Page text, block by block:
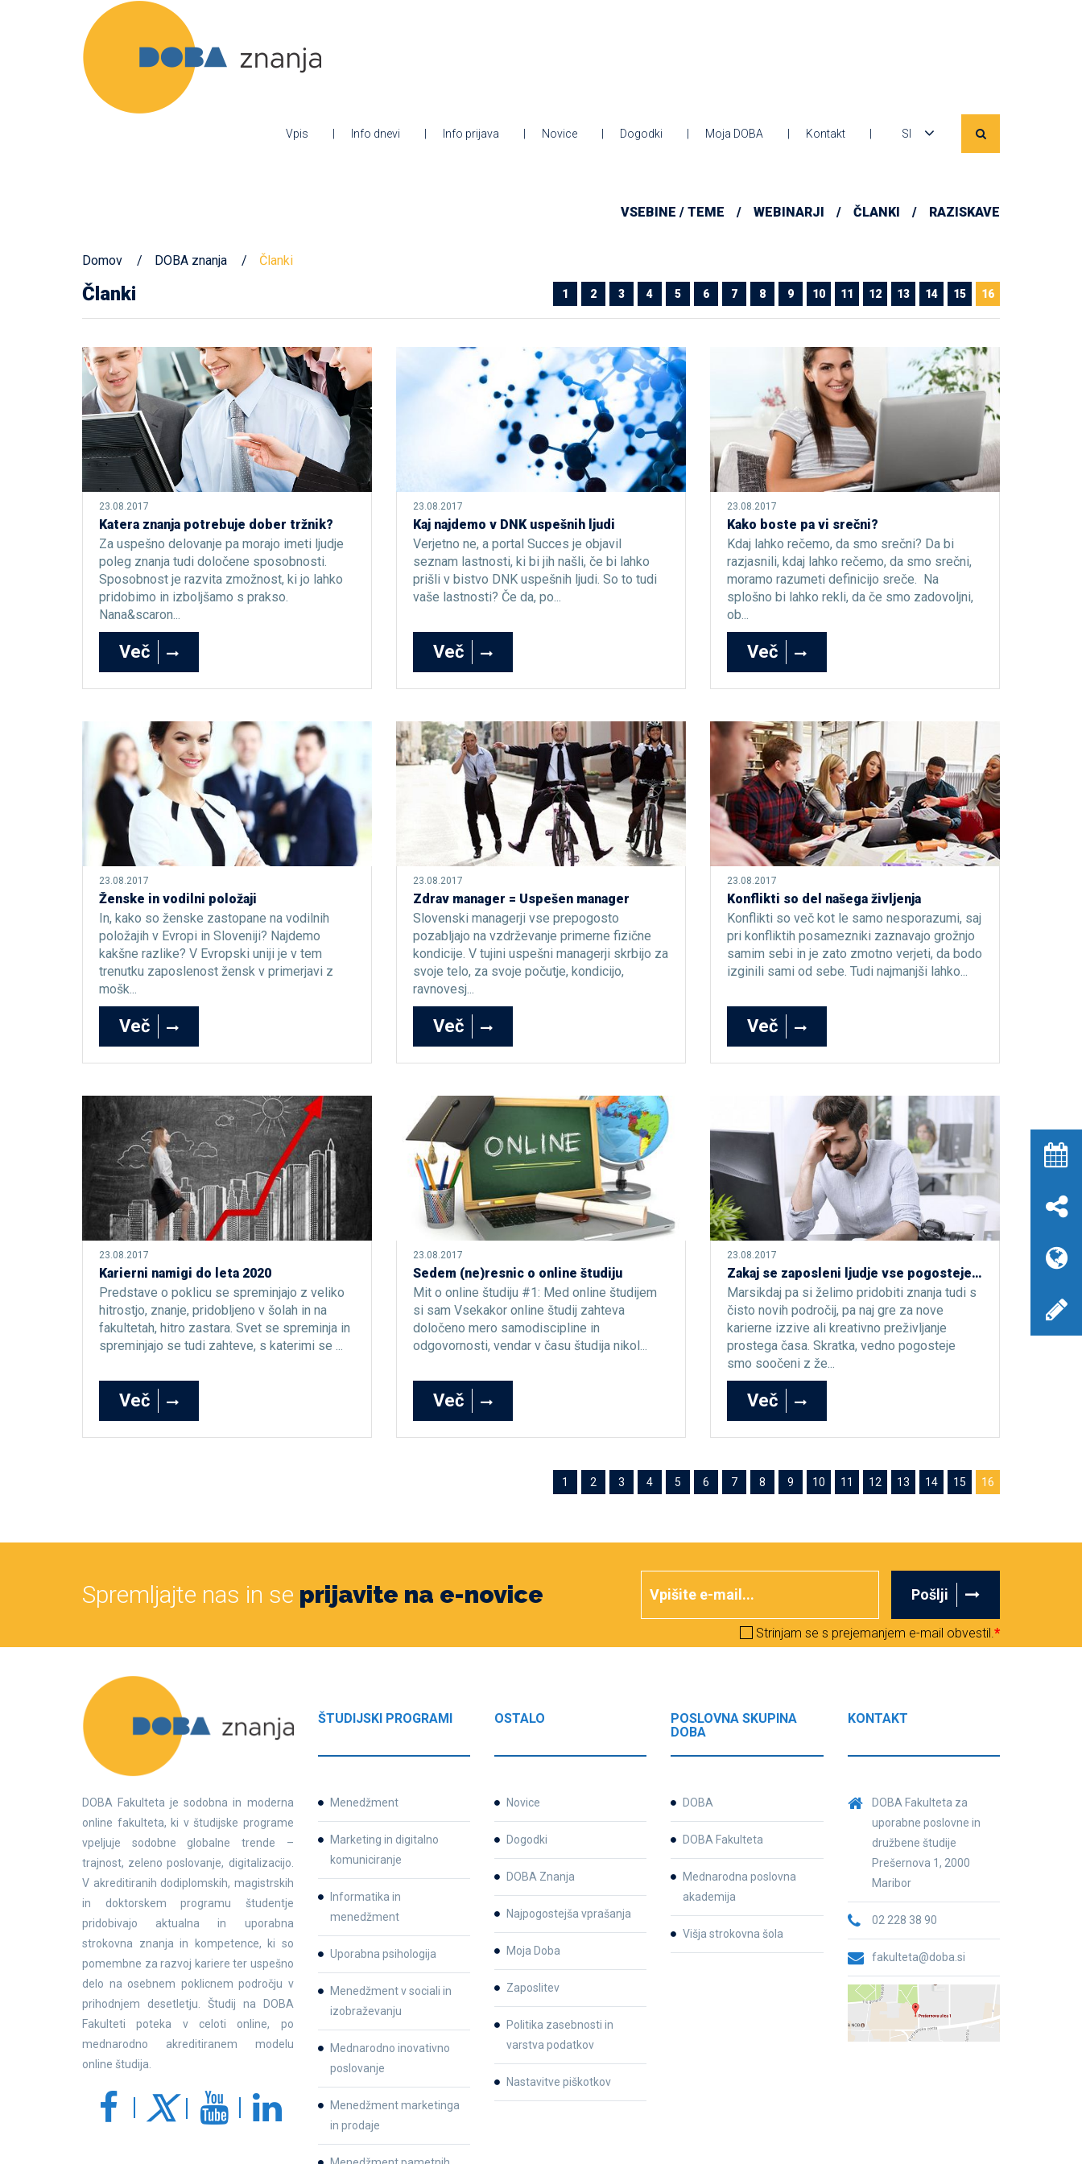
Vpis Info dnevi Info prijava Novice Dogodki Moja DOBA Kontakt SI
VSEBINE / TEME WEBINARJI ČLANKI RAZISKAVE
Domov DOBA znanja Članki
Članki 1 2 3 4 5 6 7 8 9 10 11 12 13 14 15 16
23.08.2017
Katera znanja potrebuje dober tržnik?
Za uspešno delovanje pa morajo imeti ljudje
poleg znanja tudi določene sposobnosti.
Sposobnost je razvita zmožnost, ki jo lahko
pridobimo in izboljšamo s prakso.
Nana&scaron...
Več
23.08.2017
Kaj najdemo v DNK uspešnih ljudi
Verjetno ne, a portal Succes je objavil
seznam lastnosti, ki bi jih našli, če bi lahko
prišli v bistvo DNK uspešnih ljudi. So to tudi
vaše lastnosti? Če da, po...
Več
23.08.2017
Kako boste pa vi srečni?
Kdaj lahko rečemo, da smo srečni? Da bi
razjasnili, kdaj lahko rečemo, da smo srečni,
moramo razumeti definicijo sreče. Na
splošno bi lahko rekli, da če smo zadovoljni,
ob...
Več
23.08.2017
Ženske in vodilni položaji
In, kako so ženske zastopane na vodilnih
položajih v Evropi in Sloveniji? Najdemo
kakšne razlike? V Evropski uniji je v tem
trenutku zaposlenost žensk v primerjavi z
mošk...
Več
23.08.2017
Zdrav manager = Uspešen manager
Slovenski managerji vse prepogosto
pozabljajo na vzdrževanje primerne fizične
kondicije. V tujini uspešni managerji skrbijo za
svoje telo, za svoje počutje, kondicijo,
ravnovesj...
Več
23.08.2017
Konflikti so del našega življenja
Konflikti so več kot le samo nesporazumi, saj
pri konfliktih posamezniki zaznavajo grožnjo
samim sebi in je zato zmotno verjeti, da bodo
izginili sami od sebe. Tudi najmanjši lahko...
Več
23.08.2017
Karierni namigi do leta 2020
Predstave o poklicu se spreminjajo z veliko
hitrostjo, znanje, pridobljeno v šolah in na
fakultetah, hitro zastara. Svet se spreminja in
spreminjajo se tudi zahteve, s katerimi se ...
Več
23.08.2017
Sedem (ne)resnic o online študiju
Mit o online študiju #1: Med online študijem
si sam Vsekakor online študij zahteva
določeno mero samodiscipline in
odgovornosti, vendar v času študija nikol...
Več
23.08.2017
Zakaj se zaposleni ljudje vse pogosteje odločajo za online izobraževanje
Marsikdaj pa si želimo pridobiti znanja tudi s
čisto novih področij, pa naj gre za nove
karierne izzive ali kreativno preživljanje
prostega časa. Skratka, vedno pogosteje
smo soočeni z že...
Več
1 2 3 4 5 6 7 8 9 10 11 12 13 14 15 16
Spremljajte nas in se prijavite na e-novice Pošlji
Strinjam se s prejemanjem e-mail obvestil.*
DOBA Fakulteta je sodobna in moderna
online fakulteta, ki v študijske programe
vpeljuje sodobne globalne trende –
trajnost, zeleno poslovanje, digitalizacijo.
V akreditiranih dodiplomskih, magistrskih
in doktorskem programu študentje
pridobivajo aktualna in uporabna
strokovna znanja in kompetence, ki so
pomembne za razvoj kariere ter uspešno
delo na osebnem poklicnem področju v
prihodnjem desetletju. Študij na DOBA
Fakulteti poteka v celoti online, po
mednarodno akreditiranem modelu
online študija.
ŠTUDIJSKI PROGRAMI
Menedžment
Marketing in digitalno
komuniciranje
Informatika in
menedžment
Uporabna psihologija
Menedžment v sociali in
izobraževanju
Mednarodno inovativno
poslovanje
Menedžment marketinga
in prodaje
OSTALO
Novice
Dogodki
DOBA Znanja
Najpogostejša vprašanja
Moja Doba
Zaposlitev
Politika zasebnosti in
varstva podatkov
Nastavitve piškotkov
POSLOVNA SKUPINA
DOBA
DOBA
DOBA Fakulteta
Mednarodna poslovna
akademija
Višja strokovna šola
KONTAKT
DOBA Fakulteta za
uporabne poslovne in
družbene študije
Prešernova 1, 2000
Maribor
02 228 38 90
fakulteta@doba.si